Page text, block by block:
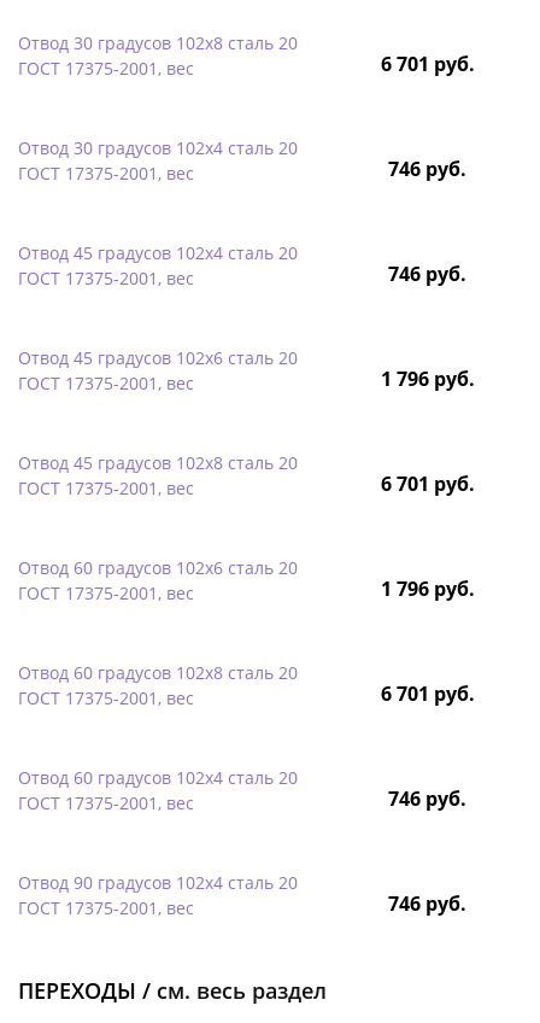
Отвод 30 градусов 102х8 сталь 20
ГОСТ 17375-2001, вес
6 701 руб.
Отвод 30 градусов 102х4 сталь 20
ГОСТ 17375-2001, вес
746 руб.
Отвод 45 градусов 102х4 сталь 20
ГОСТ 17375-2001, вес
746 руб.
Отвод 45 градусов 102х6 сталь 20
ГОСТ 17375-2001, вес
1 796 руб.
Отвод 45 градусов 102х8 сталь 20
ГОСТ 17375-2001, вес
6 701 руб.
Отвод 60 градусов 102х6 сталь 20
ГОСТ 17375-2001, вес
1 796 руб.
Отвод 60 градусов 102х8 сталь 20
ГОСТ 17375-2001, вес
6 701 руб.
Отвод 60 градусов 102х4 сталь 20
ГОСТ 17375-2001, вес
746 руб.
Отвод 90 градусов 102х4 сталь 20
ГОСТ 17375-2001, вес
746 руб.
ПЕРЕХОДЫ / см. весь раздел